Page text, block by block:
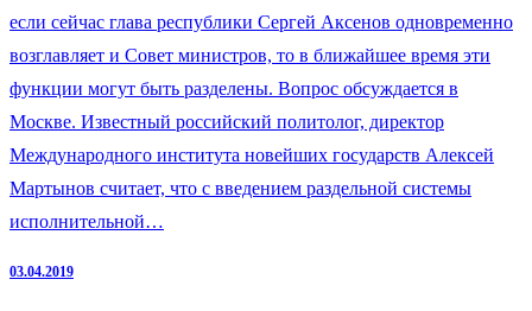
если сейчас глава республики Сергей Аксенов одновременно
возглавляет и Совет министров, то в ближайшее время эти
функции могут быть разделены. Вопрос обсуждается в
Москве. Известный российский политолог, директор
Международного института новейших государств Алексей
Мартынов считает, что с введением раздельной системы
исполнительной…
03.04.2019